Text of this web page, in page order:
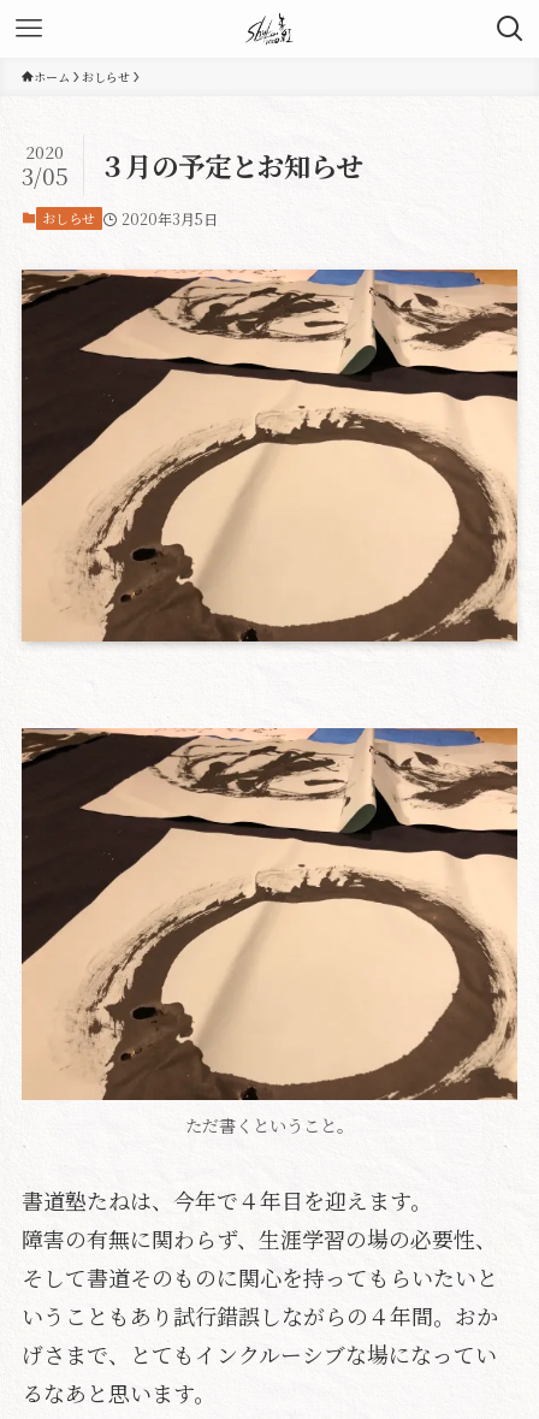
ホーム おしらせ
３月の予定とお知らせ
2020
3/05
おしらせ 2020年3月5日
ただ書くということ。
書道塾たねは、今年で４年目を迎えます。
障害の有無に関わらず、生涯学習の場の必要性、
そして書道そのものに関心を持ってもらいたいと
いうこともあり試行錯誤しながらの４年間。おか
げさまで、とてもインクルーシブな場になってい
るなあと思います。